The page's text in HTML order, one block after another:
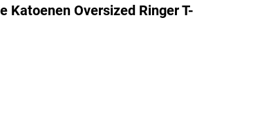
Katoenen Oversized Ringer T-